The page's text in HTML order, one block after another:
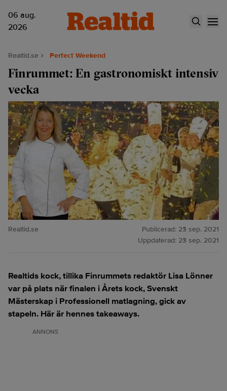
06 aug.
2026
Realtid.se Perfect Weekend
Finrummet: En gastronomiskt intensiv
vecka
Realtid.se Publicerad: 23 sep. 2021
Uppdaterad: 23 sep. 2021
Realtids kock, tillika Finrummets redaktör Lisa Lönner
var på plats när finalen i Årets kock, Svenskt
Mästerskap i Professionell matlagning, gick av
stapeln. Här är hennes takeaways.
ANNONS